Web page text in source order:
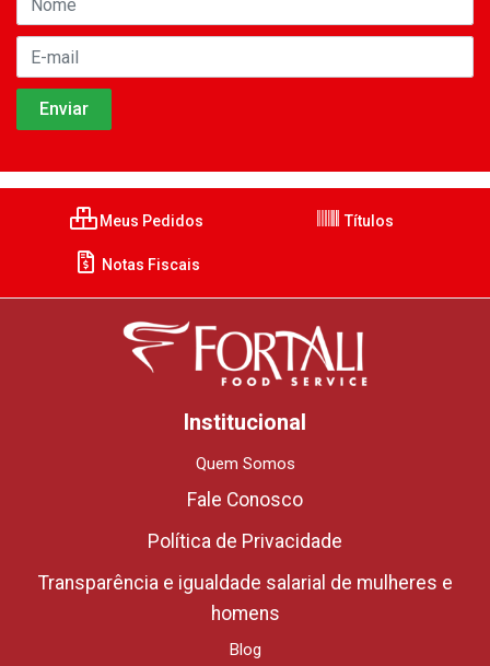
Meus Pedidos Títulos
Notas Fiscais
Institucional
Quem Somos
Fale Conosco
Política de Privacidade
Transparência e igualdade salarial de mulheres e
homens
Blog